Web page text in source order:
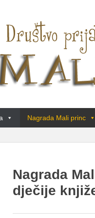
Nagrada Mali princ
Nagrada
dječije